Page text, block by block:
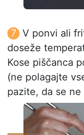
V ponvi ali
doseže
Kose piščanca
(ne polagajte
pazite, da se ne